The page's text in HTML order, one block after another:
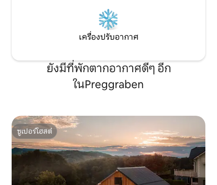
เครื่องปรับอากาศ
ยังมีที่พักตากอากาศดีๆ อีก
ในPreggraben
ซูเปอร์โฮสต์
ซูเปอร์โฮสต์